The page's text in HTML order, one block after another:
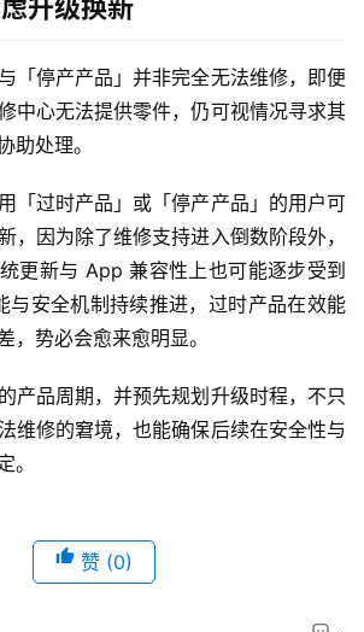
升级换新
「停产产品」并非完全无法维修，即便
中心无法提供零件，仍可视情况寻求其
助处理。
「过时产品」或「停产产品」的用户可
，因为除了维修支持进入倒数阶段外，
更新与 App 兼容性上也可能逐步受到
与安全机制持续推进，过时产品在效能
，势必会愈来愈明显。
产品周期，并预先规划升级时程，不只
维修的窘境，也能确保后续在安全性与
。
赞 (0)